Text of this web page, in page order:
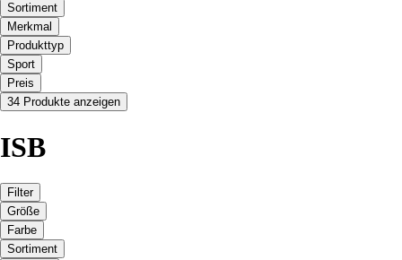
Sortiment
Merkmal
Produkttyp
Sport
Preis
34 Produkte anzeigen
ISB
Filter
Größe
Farbe
Sortiment